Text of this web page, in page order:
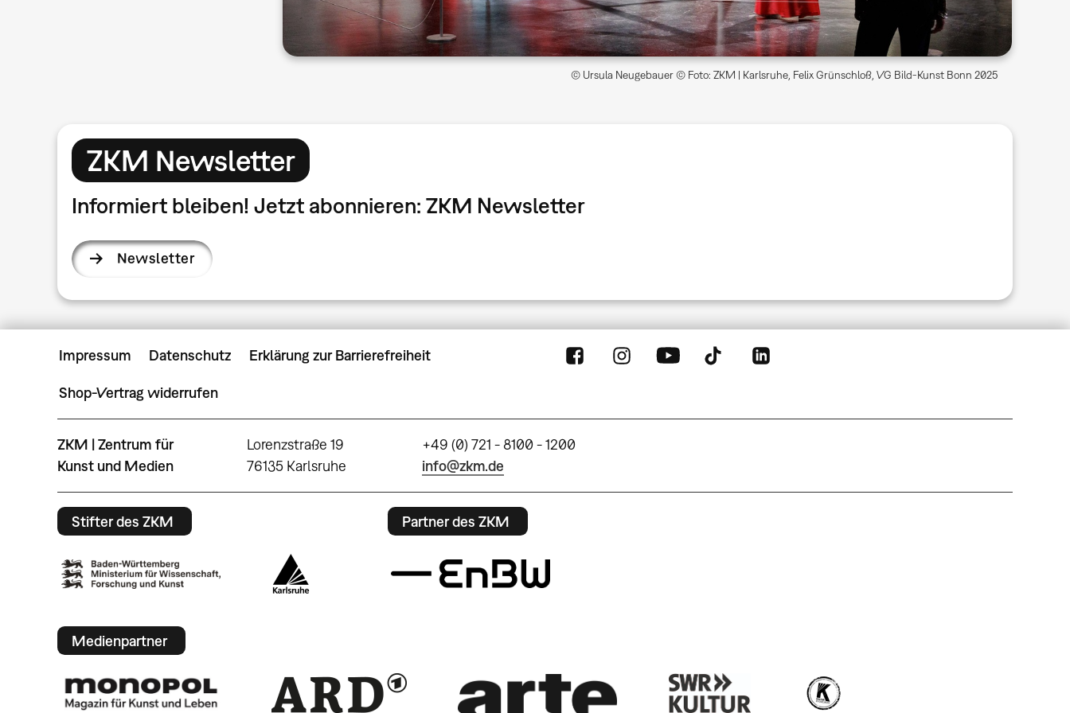
© Ursula Neugebauer © Foto: ZKM | Karlsruhe, Felix Grünschloß, VG Bild-Kunst Bonn 2025
ZKM Newsletter
Informiert bleiben! Jetzt abonnieren: ZKM Newsletter
Newsletter
Impressum Datenschutz Erklärung zur Barrierefreiheit
Shop-Vertrag widerrufen
ZKM | Zentrum für
Kunst und Medien
Lorenzstraße 19
76135 Karlsruhe
+49 (0) 721 - 8100 - 1200
info@zkm.de
Stifter des ZKM Partner des ZKM
Medienpartner